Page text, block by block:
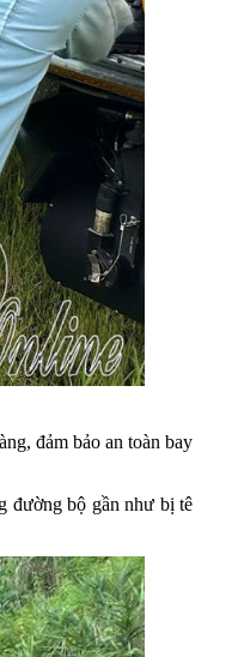
đảm bảo an toàn bay
đường bộ gần như bị tê